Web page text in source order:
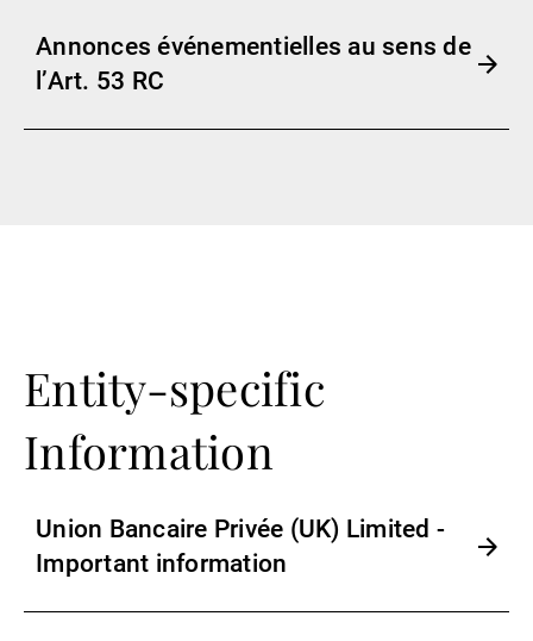
Annonces événementielles au sens de
l’Art. 53 RC
Entity-specific
Information
Union Bancaire Privée (UK) Limited -
Important information